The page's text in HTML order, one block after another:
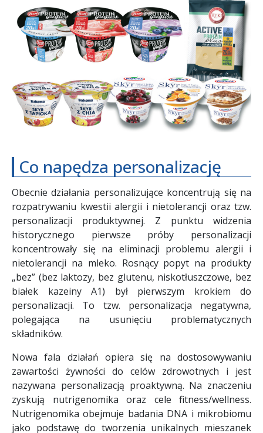
Co napędza personalizację
Obecnie działania personalizujące koncentrują się na
rozpatrywaniu kwestii alergii i nietolerancji oraz tzw.
personalizacji produktywnej. Z punktu widzenia
historycznego pierwsze próby personalizacji
koncentrowały się na eliminacji problemu alergii i
nietolerancji na mleko. Rosnący popyt na produkty
„bez” (bez laktozy, bez glutenu, niskotłuszczowe, bez
białek kazeiny A1) był pierwszym krokiem do
personalizacji. To tzw. personalizacja negatywna,
polegająca na usunięciu problematycznych
składników.
Nowa fala działań opiera się na dostosowywaniu
zawartości żywności do celów zdrowotnych i jest
nazywana personalizacją proaktywną. Na znaczeniu
zyskują nutrigenomika oraz cele fitness/wellness.
Nutrigenomika obejmuje badania DNA i mikrobiomu
jako podstawę do tworzenia unikalnych mieszanek